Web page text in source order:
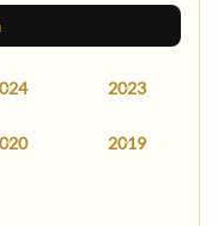
2023
2019